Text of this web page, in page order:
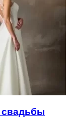
свадьбы